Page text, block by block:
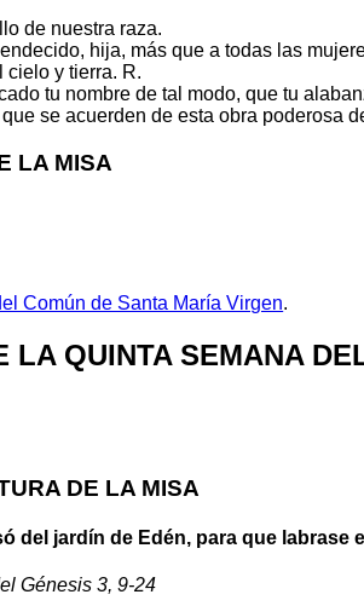
de nuestra raza.
hija, más que a todas las
cielo y tierra. R.
tu nombre de tal modo, que tu
se acuerden de esta obra poderosa
LA MISA
Común de Santa María Virgen.
LA QUINTA SEMANA
DE LA MISA
del jardín de Edén, para que labrase
Génesis 3, 9-24